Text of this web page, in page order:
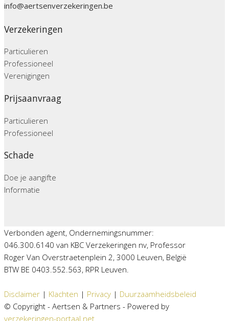
info@aertsenverzekeringen.be
Verzekeringen
Particulieren
Professioneel
Verenigingen
Prijsaanvraag
Particulieren
Professioneel
Schade
Doe je aangifte
Informatie
Verbonden agent, Ondernemingsnummer:
046.300.6140 van KBC Verzekeringen nv, Professor
Roger Van Overstraetenplein 2, 3000 Leuven, België
BTW BE 0403.552.563, RPR Leuven.
Disclaimer | Klachten | Privacy | Duurzaamheidsbeleid
© Copyright - Aertsen & Partners - Powered by
verzekeringen-portaal.net